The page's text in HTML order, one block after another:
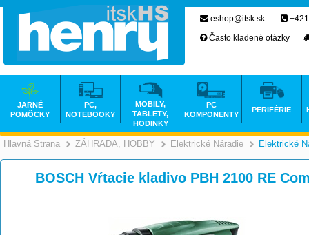
Hlavná Strana ZÁHRADA, HOBBY Elektrické Náradie Elektrické
BOSCH Vŕtacie kladivo PBH 2100 RE
eshop@itsk.sk
Často kladené otázky
JARNÉ
POMÔCKY
PC,
NOTEBOOKY
MOBILY,
TABLETY,
HODINKY
PC
KOMPONENTY
PERIFÉRIE